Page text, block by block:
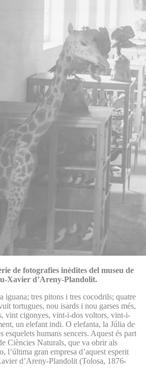
de fotografies inèdites del museu de
Xavier d’Areny-Plandolit.
iguana; tres pitons i tres cocodrils; quatre
tortugues, nou isards i nou garses més,
vint cigonyes, vint-i-dos voltors, vint-i-
un elefant indi. O elefanta, la Júlia de
esquelets humans sencers. Aquest és part
Ciències Naturals, que va obrir als
l’última gran empresa d’aquest esperit
d’Areny-Plandolit (Tolosa, 1876-